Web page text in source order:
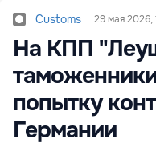
Customs 29 мая 2026,
На КПП
попытку
Германии